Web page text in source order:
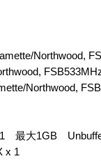
Northwood,
Northwood,
1 最大1GB
x 1